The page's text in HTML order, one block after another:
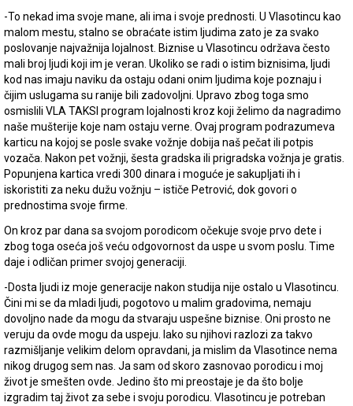
-To nekad ima svoje mane, ali ima i svoje prednosti. U Vlasotincu kao
malom mestu, stalno se obraćate istim ljudima zato je za svako
poslovanje najvažnija lojalnost. Biznise u Vlasotincu održava često
mali broj ljudi koji im je veran. Ukoliko se radi o istim biznisima, ljudi
kod nas imaju naviku da ostaju odani onim ljudima koje poznaju i
čijim uslugama su ranije bili zadovoljni. Upravo zbog toga smo
osmislili VLA TAKSI program lojalnosti kroz koji želimo da nagradimo
naše mušterije koje nam ostaju verne. Ovaj program podrazumeva
karticu na kojoj se posle svake vožnje dobija naš pečat ili potpis
vozača. Nakon pet vožnji, šesta gradska ili prigradska vožnja je gratis.
Popunjena kartica vredi 300 dinara i moguće je sakupljati ih i
iskoristiti za neku dužu vožnju – ističe Petrović, dok govori o
prednostima svoje firme.
On kroz par dana sa svojom porodicom očekuje svoje prvo dete i
zbog toga oseća još veću odgovornost da uspe u svom poslu. Time
daje i odličan primer svojoj generaciji.
-Dosta ljudi iz moje generacije nakon studija nije ostalo u Vlasotincu.
Čini mi se da mladi ljudi, pogotovo u malim gradovima, nemaju
dovoljno nade da mogu da stvaraju uspešne biznise. Oni prosto ne
veruju da ovde mogu da uspeju. Iako su njihovi razlozi za takvo
razmišljanje velikim delom opravdani, ja mislim da Vlasotince nema
nikog drugog sem nas. Ja sam od skoro zasnovao porodicu i moj
život je smešten ovde. Jedino što mi preostaje je da što bolje
izgradim taj život za sebe i svoju porodicu. Vlasotincu je potreban